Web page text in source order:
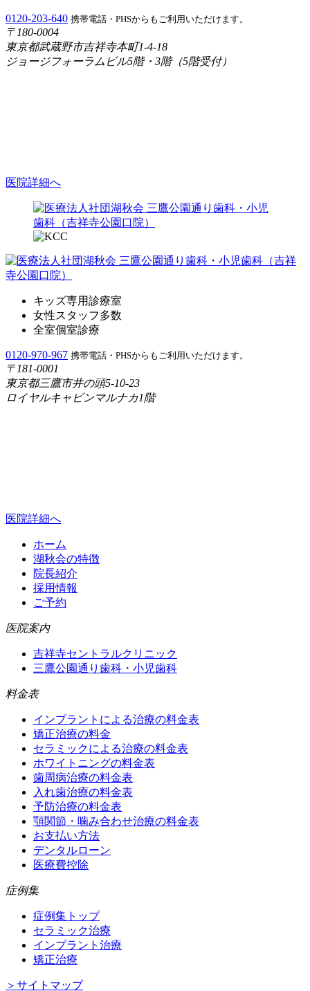
0120-203-640 携帯電話・PHSからもご利用いただけます。
〒180-0004
東京都武蔵野市吉祥寺本町1-4-18
ジョージフォーラムビル5階・3階（5階受付）
医院詳細へ
キッズ専用診療室
女性スタッフ多数
全室個室診療
0120-970-967 携帯電話・PHSからもご利用いただけます。
〒181-0001
東京都三鷹市井の頭5-10-23
ロイヤルキャビンマルナカ1階
医院詳細へ
ホーム
湖秋会の特徴
院長紹介
採用情報
ご予約
医院案内
吉祥寺セントラルクリニック
三鷹公園通り歯科・小児歯科
料金表
インプラントによる治療の料金表
矯正治療の料金
セラミックによる治療の料金表
ホワイトニングの料金表
歯周病治療の料金表
入れ歯治療の料金表
予防治療の料金表
顎関節・噛み合わせ治療の料金表
お支払い方法
デンタルローン
医療費控除
症例集
症例集トップ
セラミック治療
インプラント治療
矯正治療
＞サイトマップ